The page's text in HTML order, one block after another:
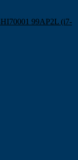
99AP2L (i7-